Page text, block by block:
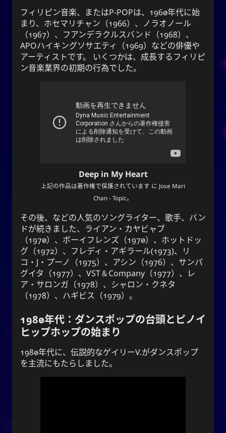
フィリピン音楽、またはP-POPは、1960年代に始
まり、ホセマリチャン（1966）、ノラオノール
（1967）、フアンデラクルスバンド（1968）、
APOハイキングソサエティ（1969）などの俳優や
アーティストです。 いくつかは、成長するフィリピ
ン音楽業界の初期の行為でした。
Deep in My Heart
上記の作品は著作権で保護されています に Jose Mari
Chan - Topic。
その後、などの人気のソングライター、歌手、バン
ドが続きました、ライアン・カヤビャブ
（1970）、ボーイフレンズ（1970）、ホットドッ
グ（1972）、フレディ・アギラール(1973)、リ
コ・J・プーノ（1975）、アシン（1976）、サンパ
グイタ（1977）、 VST＆Company （1977）、レ
ア・サロンガ（1978）、シャロン・クネタ
（1978）、ハギビス（1979）。
1980年代：ダンスポップの台頭とピノイ
ヒップホップの始まり
1980年代に、伝説的なゲイリーV.がダンスポップ
を主流にもたらしました。